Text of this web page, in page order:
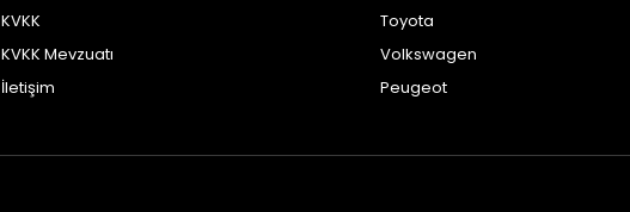
KVKK
KVKK Mevzuatı
İletişim
Toyota
Volkswagen
Peugeot